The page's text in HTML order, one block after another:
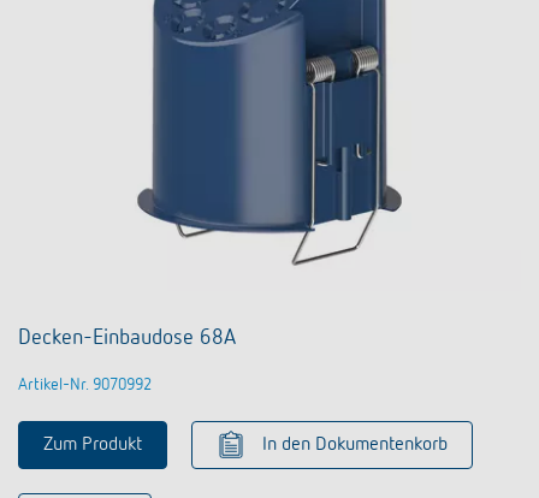
Decken-Einbaudose 68A
Artikel-Nr. 9070992
Zum Produkt In den Dokumentenkorb